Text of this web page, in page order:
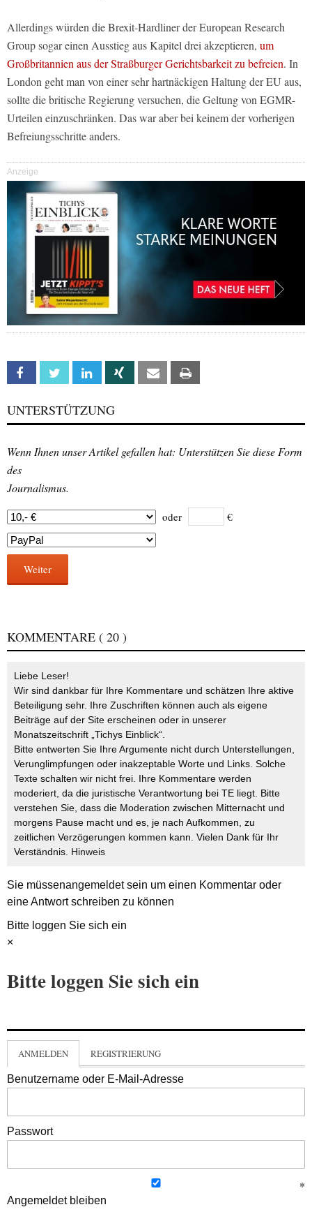
Allerdings würden die Brexit-Hardliner der European Research
Group sogar einen Ausstieg aus Kapitel drei akzeptieren, um
Großbritannien aus der Straßburger Gerichtsbarkeit zu befreien. In
London geht man von einer sehr hartnäckigen Haltung der EU aus,
sollte die britische Regierung versuchen, die Geltung von EGMR-
Urteilen einzuschränken. Das war aber bei keinem der vorherigen
Befreiungsschritte anders.
Anzeige
Facebook Twitter Linkedin Xing Email
UNTERSTÜTZUNG
Wenn Ihnen unser Artikel gefallen hat: Unterstützen Sie diese Form
des
Journalismus.
oder €
Weiter
KOMMENTARE ( 20 )
Liebe Leser!
Wir sind dankbar für Ihre Kommentare und schätzen Ihre aktive
Beteiligung sehr. Ihre Zuschriften können auch als eigene
Beiträge auf der Site erscheinen oder in unserer
Monatszeitschrift „Tichys Einblick“.
Bitte entwerten Sie Ihre Argumente nicht durch Unterstellungen,
Verunglimpfungen oder inakzeptable Worte und Links. Solche
Texte schalten wir nicht frei. Ihre Kommentare werden
moderiert, da die juristische Verantwortung bei TE liegt. Bitte
verstehen Sie, dass die Moderation zwischen Mitternacht und
morgens Pause macht und es, je nach Aufkommen, zu
zeitlichen Verzögerungen kommen kann. Vielen Dank für Ihr
Verständnis. Hinweis
Sie müssenangemeldetsein um einen Kommentar oder
eine Antwort schreiben zu können
Bitte loggen Sie sich ein
×
Bitte loggen Sie sich ein
ANMELDEN REGISTRIERUNG
Benutzername oder E-Mail-Adresse
Passwort
Angemeldet bleiben